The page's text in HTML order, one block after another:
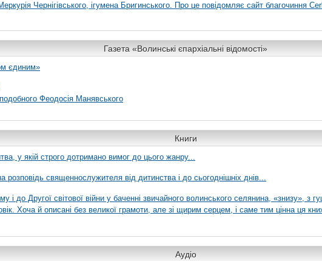
Чернігівського, ігумена Бригинського. Про це повідомляє сайт благочиння
Газета «Волинські єпархіальні відомості»
єдиним»
Феодосія Манявського
Книги
у якій строго дотримано вимог до цього жанру...
розповідь священнослужителя від дитинства і до сьогоднішніх днів...
і до Другої світової війни у баченні звичайного волинського селянина, «знизу», з
Хоча й описані без великої грамоти, але зі щирим серцем, і саме тим цінна ця
Аудіо